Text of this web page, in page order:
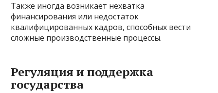
Также иногда возникает нехватка
финансирования или недостаток
квалифицированных кадров, способных вести
сложные производственные процессы.
Регуляция и поддержка
государства